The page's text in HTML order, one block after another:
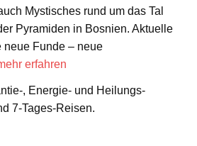
Mystisches rund um das Tal
Pyramiden in Bosnien. Aktuelle
neue Funde – neue
erfahren
, Energie- und Heilungs-
7-Tages-Reisen.